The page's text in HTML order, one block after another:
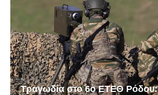
Τραγωδία στο 6ο ΕΤΕΘ Ρόδου: